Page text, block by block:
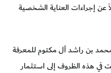
عن إجراءات العناية الشخصية
بن راشد آل مكتوم للمعرفة
هذه الظروف إلى استثمار